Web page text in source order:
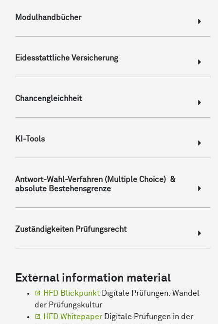
Modulhandbücher
Eidesstattliche Versicherung
Chancengleichheit
KI-Tools
Antwort-Wahl-Verfahren (Multiple Choice) &
absolute Bestehensgrenze
Zuständigkeiten Prüfungsrecht
External information material
HFD Blickpunkt Digitale Prüfungen. Wandel
der Prüfungskultur
HFD Whitepaper Digitale Prüfungen in der